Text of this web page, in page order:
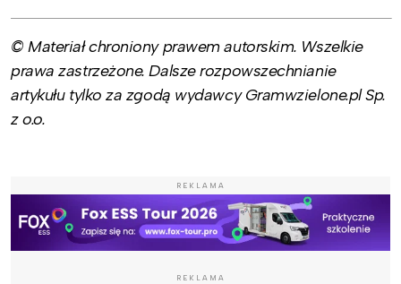
© Materiał chroniony prawem autorskim. Wszelkie
prawa zastrzeżone. Dalsze rozpowszechnianie
artykułu tylko za zgodą wydawcy Gramwzielone.pl Sp.
z o.o.
REKLAMA
REKLAMA